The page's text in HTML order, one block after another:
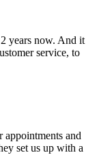
years now. And it
service, to
and
set us up with a